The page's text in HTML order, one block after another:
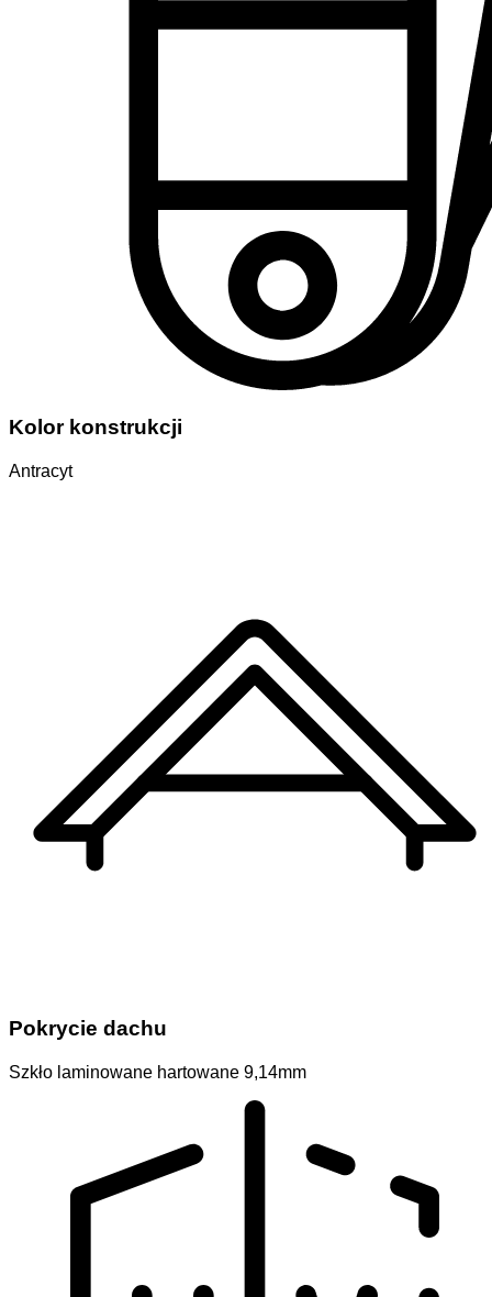
Kolor konstrukcji
Antracyt
Pokrycie dachu
Szkło laminowane hartowane 9,14mm